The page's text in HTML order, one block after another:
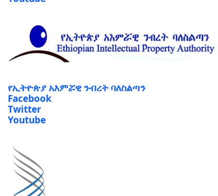
የኢትዮጵያ አእምሯዊ ንብረት ባለስልጣን
Facebook
Twitter
Youtube